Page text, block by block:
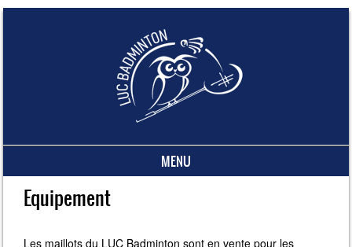
MENU
Skip to content
Equipement
Les maillots du LUC Badminton sont en vente pour les